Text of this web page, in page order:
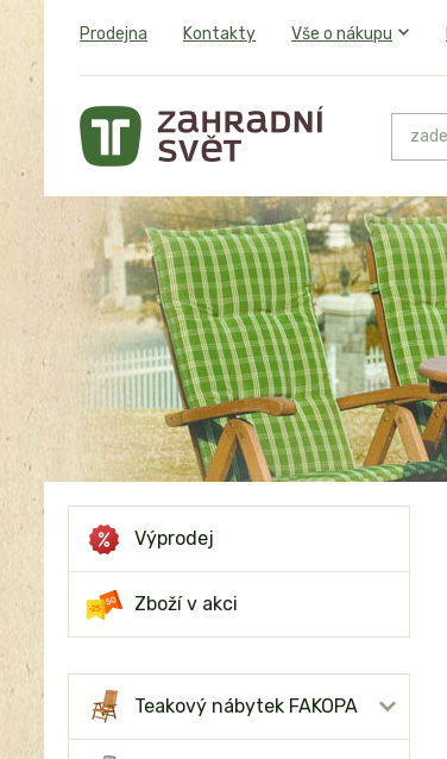
Prodejna Kontakty Vše o nákupu
Výprodej
Zboží v akci
Teakový nábytek FAKOPA